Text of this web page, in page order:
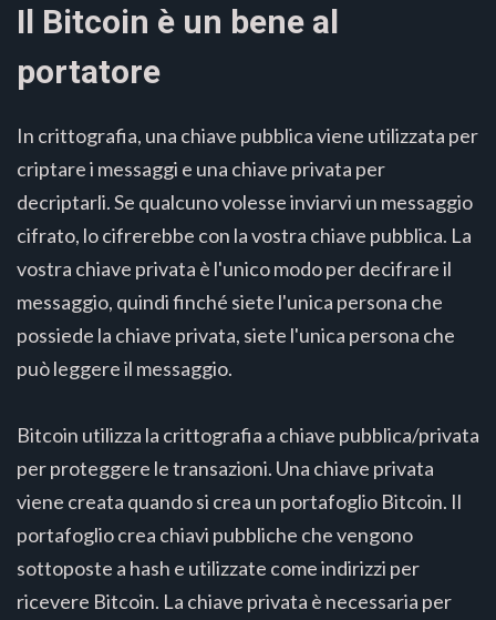
Il Bitcoin è un bene al
portatore
In crittografia, una chiave pubblica viene utilizzata per
criptare i messaggi e una chiave privata per
decriptarli. Se qualcuno volesse inviarvi un messaggio
cifrato, lo cifrerebbe con la vostra chiave pubblica. La
vostra chiave privata è l'unico modo per decifrare il
messaggio, quindi finché siete l'unica persona che
possiede la chiave privata, siete l'unica persona che
può leggere il messaggio.
Bitcoin utilizza la crittografia a chiave pubblica/privata
per proteggere le transazioni. Una chiave privata
viene creata quando si crea un portafoglio Bitcoin. Il
portafoglio crea chiavi pubbliche che vengono
sottoposte a hash e utilizzate come indirizzi per
ricevere Bitcoin. La chiave privata è necessaria per